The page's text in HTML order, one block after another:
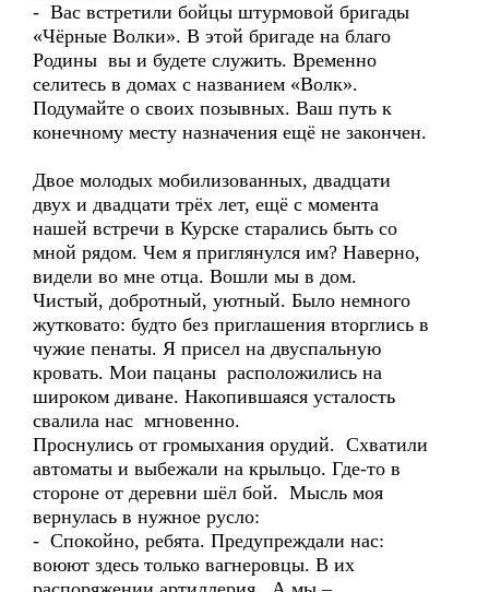
- Вас встретили бойцы штурмовой бригады
«Чёрные Волки». В этой бригаде на благо
Родины вы и будете служить. Временно
селитесь в домах с названием «Волк».
Подумайте о своих позывных. Ваш путь к
конечному месту назначения ещё не закончен.
Двое молодых мобилизованных, двадцати
двух и двадцати трёх лет, ещё с момента
нашей встречи в Курске старались быть со
мной рядом. Чем я приглянулся им? Наверно,
видели во мне отца. Вошли мы в дом.
Чистый, добротный, уютный. Было немного
жутковато: будто без приглашения вторглись в
чужие пенаты. Я присел на двуспальную
кровать. Мои пацаны расположились на
широком диване. Накопившаяся усталость
свалила нас мгновенно.
Проснулись от громыхания орудий. Схватили
автоматы и выбежали на крыльцо. Где-то в
стороне от деревни шёл бой. Мысль моя
вернулась в нужное русло:
- Спокойно, ребята. Предупреждали нас:
воюют здесь только вагнеровцы. В их